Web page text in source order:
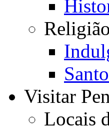
Religião
Visitar
Locais